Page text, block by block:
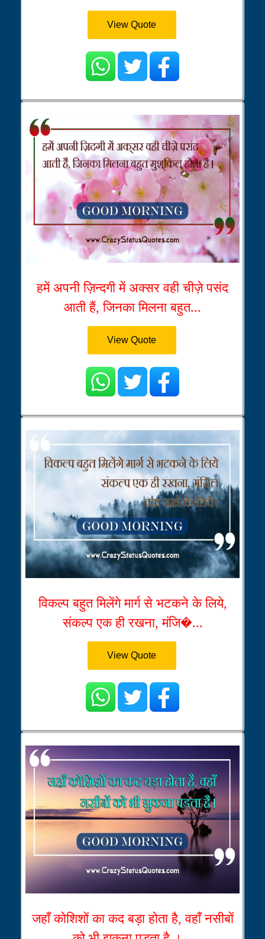
View Quote
हमें अपनी ज़िन्दगी में अक्सर वही चीज़े पसंद
आती हैं, जिनका मिलना बहुत...
View Quote
विकल्प बहुत मिलेंगे मार्ग से भटकने के लिये,
संकल्प एक ही रखना, मंजि�...
View Quote
जहाँ कोशिशों का कद बड़ा होता है, वहाँ नसीबों